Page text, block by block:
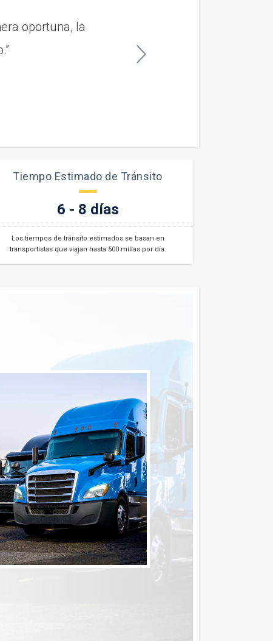
oportuna, la
Tiempo Estimado de Tránsito
6 - 8 días
Los tiempos de tránsito estimados se basan en
transportistas que viajan hasta 500 millas por día.